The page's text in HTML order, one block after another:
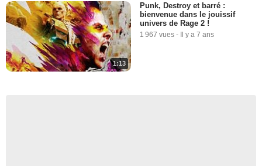
1:13
Punk, Destroy et barré :
bienvenue dans le jouissif
univers de Rage 2 !
1 967 vues - Il y a 7 ans